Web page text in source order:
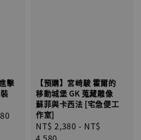
擊
【預購】宮崎駿 霍爾的
移動城堡 GK 蒐藏雕像
蘇菲與卡西法 [宅急便工
作室]
Regular
NT$ 2,380 - NT$